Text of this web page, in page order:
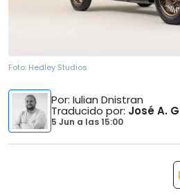
Foto: Hedley Studios
Por: Iulian Dnistran
Traducido por: José A.
5 Jun a las15:00